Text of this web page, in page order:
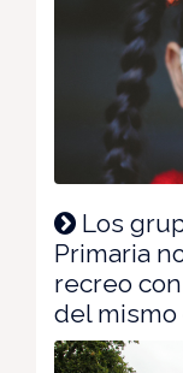
Los
Primaria
recreo
del mismo